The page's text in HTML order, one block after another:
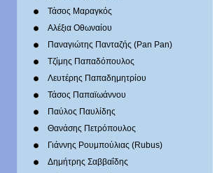
Τάσος Μαραγκός
Αλέξια Οθωναίου
Παναγιώτης Πανταζής (Pan Pan)
Τζίμης Παπαδόπουλος
Λευτέρης Παπαδημητρίου
Τάσος Παπαϊωάννου
Παύλος Παυλίδης
Θανάσης Πετρόπουλος
Γιάννης Ρουμπούλιας (Rubus)
Δημήτρης Σαββαΐδης